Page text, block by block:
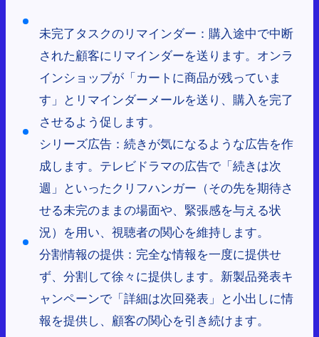
未完了タスクのリマインダー：購入途中で中断
された顧客にリマインダーを送ります。オンラ
インショップが「カートに商品が残っていま
す」とリマインダーメールを送り、購入を完了
させるよう促します。
シリーズ広告：続きが気になるような広告を作
成します。テレビドラマの広告で「続きは次
週」といったクリフハンガー（その先を期待さ
せる未完のままの場面や、緊張感を与える状
況）を用い、視聴者の関心を維持します。
分割情報の提供：完全な情報を一度に提供せ
ず、分割して徐々に提供します。新製品発表キ
ャンペーンで「詳細は次回発表」と小出しに情
報を提供し、顧客の関心を引き続けます。